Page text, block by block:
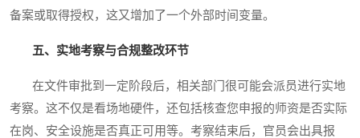
备案或取得授权，这又增加了一个外部时间变量。
五、实地考察与合规整改环节
在文件审批到一定阶段后，相关部门很可能会派员进行实地
考察。这不仅是看场地硬件，还包括核查您申报的师资是否实际
在岗、安全设施是否真正可用等。考察结束后，官员会出具报